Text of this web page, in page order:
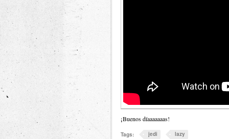
¡Buenos díaaaaaaas!
Tags: jedi lazy